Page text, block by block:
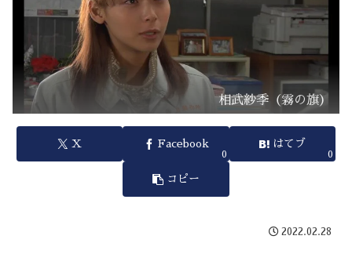
相武紗季（霧の旗）
X Facebook
0
はてブ
0
コピー
2022.02.28